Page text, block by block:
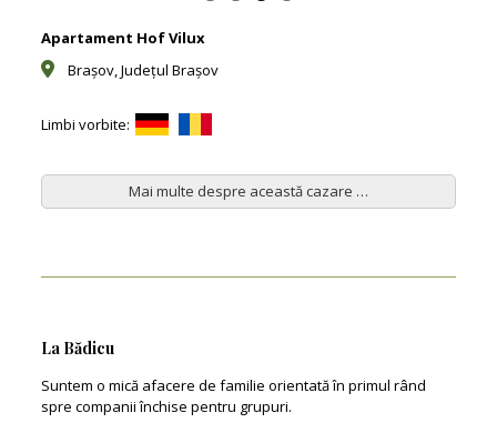
Apartament Hof Vilux
Brașov, Județul Brașov
Limbi vorbite:
Mai multe despre această cazare …
La Bădicu
Suntem o mică afacere de familie orientată în primul rând
spre companii închise pentru grupuri.